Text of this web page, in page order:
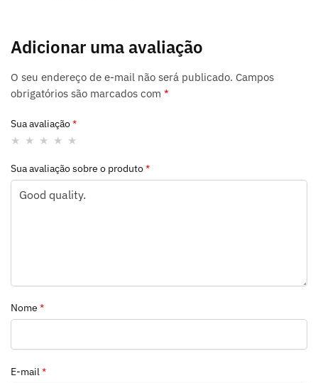
Adicionar uma avaliação
O seu endereço de e-mail não será publicado. Campos
obrigatórios são marcados com *
Sua avaliação*
Sua avaliação sobre o produto*
Nome *
E-mail*